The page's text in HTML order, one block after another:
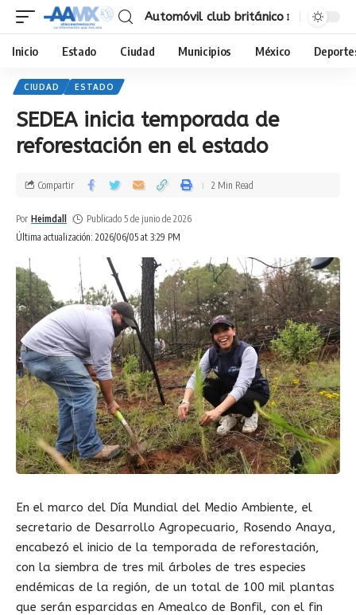
Automóvil club británico
Inicio Estado Ciudad Municipios México
CIUDAD ESTADO
SEDEA inicia temporada de
reforestación en el estado
Última actualización: 2026/06/05 at 3:29 PM
Por Heimdall Publicado 5 de junio de 2026
Compartir 2 Min Read
En el marco del Día Mundial del Medio Ambiente, el
secretario de Desarrollo Agropecuario, Rosendo Anaya,
encabezó el inicio de la temporada de reforestación,
con la siembra de tres mil árboles de tres especies
endémicas de la región, de un total de 100 mil plantas
que serán esparcidas en Amealco de Bonfil, con el fin